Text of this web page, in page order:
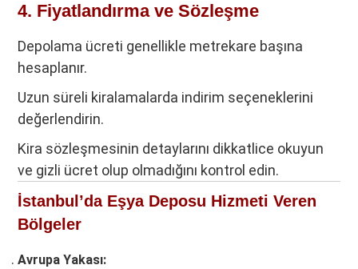
4. Fiyatlandırma ve Sözleşme
Depolama ücreti genellikle metrekare başına
hesaplanır.
Uzun süreli kiralamalarda indirim seçeneklerini
değerlendirin.
Kira sözleşmesinin detaylarını dikkatlice okuyun
ve gizli ücret olup olmadığını kontrol edin.
İstanbul’da Eşya Deposu Hizmeti Veren
Bölgeler
Avrupa Yakası: